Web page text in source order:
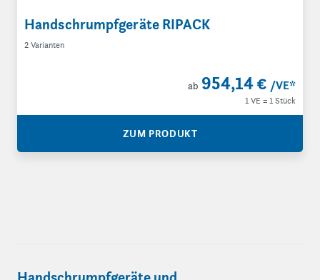
Handschrumpfgeräte RIPACK
2 Varianten
ab 954,14 € /VE*
1 VE = 1 Stück
ZUM PRODUKT